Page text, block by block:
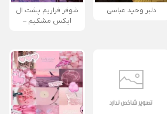
دلبر وحید عباسی
شوفر فراریم پشت ال
ایکس مشکیم –